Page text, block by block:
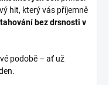
hit, který vás příjemně
bez drsnosti v
podobě – ať už